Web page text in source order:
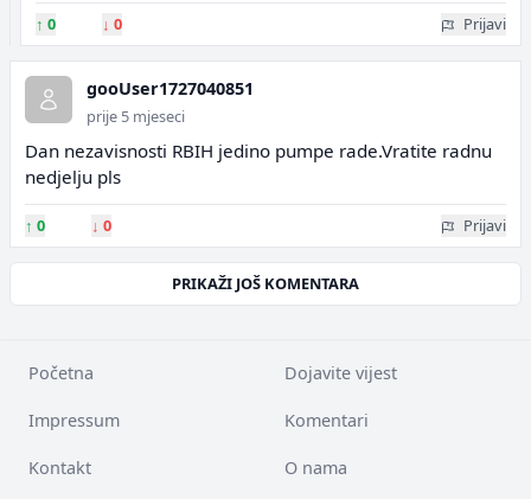
↑ 0 ↓ 0 Prijavi
gooUser1727040851
prije 5 mjeseci
Dan nezavisnosti RBIH jedino pumpe rade.Vratite radnu
nedjelju pls
↑ 0 ↓ 0 Prijavi
PRIKAŽI JOŠ KOMENTARA
Početna Dojavite vijest
Impressum Komentari
Kontakt O nama